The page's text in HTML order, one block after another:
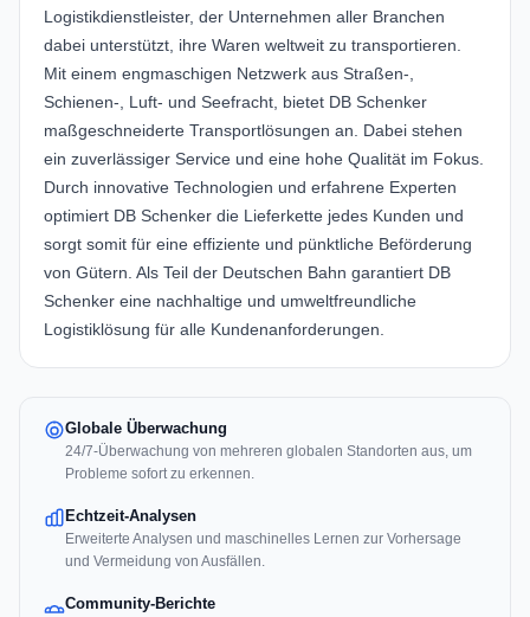
Logistikdienstleister, der Unternehmen aller Branchen
dabei unterstützt, ihre Waren weltweit zu transportieren.
Mit einem engmaschigen Netzwerk aus Straßen-,
Schienen-, Luft- und Seefracht, bietet DB Schenker
maßgeschneiderte Transportlösungen an. Dabei stehen
ein zuverlässiger Service und eine hohe Qualität im Fokus.
Durch innovative Technologien und erfahrene Experten
optimiert DB Schenker die Lieferkette jedes Kunden und
sorgt somit für eine effiziente und pünktliche Beförderung
von Gütern. Als Teil der Deutschen Bahn garantiert DB
Schenker eine nachhaltige und umweltfreundliche
Logistiklösung für alle Kundenanforderungen.
Globale Überwachung
24/7-Überwachung von mehreren globalen Standorten aus, um
Probleme sofort zu erkennen.
Echtzeit-Analysen
Erweiterte Analysen und maschinelles Lernen zur Vorhersage
und Vermeidung von Ausfällen.
Community-Berichte